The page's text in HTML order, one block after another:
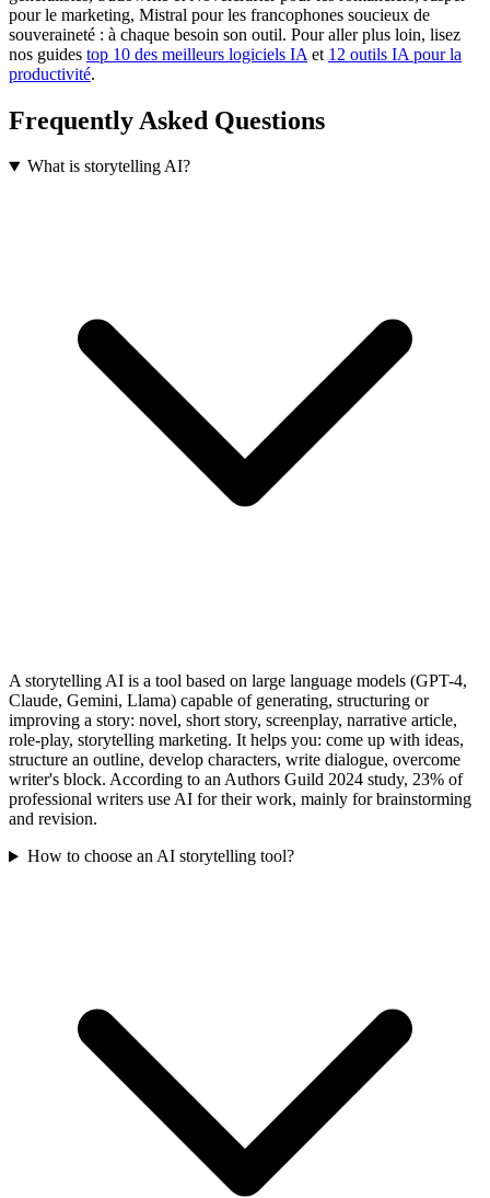
pour le marketing, Mistral pour les francophones soucieux de
souveraineté : à chaque besoin son outil. Pour aller plus loin, lisez
nos guides top 10 des meilleurs logiciels IA et 12 outils IA pour la
productivité.
Frequently Asked Questions
What is storytelling AI?
A storytelling AI is a tool based on large language models (GPT-4,
Claude, Gemini, Llama) capable of generating, structuring or
improving a story: novel, short story, screenplay, narrative article,
role-play, storytelling marketing. It helps you: come up with ideas,
structure an outline, develop characters, write dialogue, overcome
writer's block. According to an Authors Guild 2024 study, 23% of
professional writers use AI for their work, mainly for brainstorming
and revision.
How to choose an AI storytelling tool?